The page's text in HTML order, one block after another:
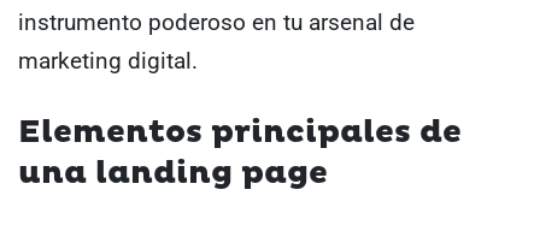
instrumento poderoso en tu arsenal de
marketing digital.
Elementos principales de
una landing page